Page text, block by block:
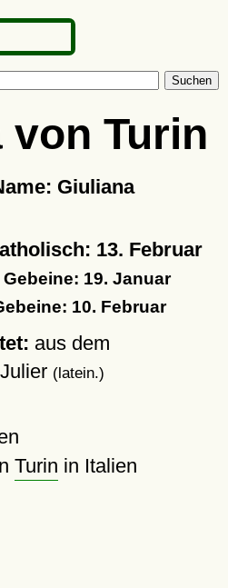
Suchen
Turin
Giuliana
13. Februar
19. Januar
10. Februar
aus dem
(latein.)
Turin in Italien